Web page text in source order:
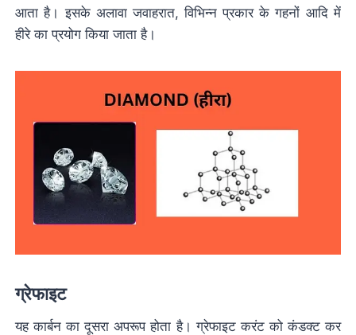
आता है। इसके अलावा जवाहरात, विभिन्न प्रकार के गहनों आदि में
हीरे का प्रयोग किया जाता है।
ग्रेफाइट
यह कार्बन का दूसरा अपरूप होता है। ग्रेफाइट करंट को कंडक्ट कर